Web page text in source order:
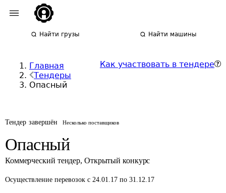
Найти грузы Найти машины
Главная
Тендеры
Опасный
Как участвовать в тендере
Тендер завершён Несколько поставщиков
Опасный
Коммерческий тендер, Открытый конкурс
Осуществление перевозок с 24.01.17 по 31.12.17